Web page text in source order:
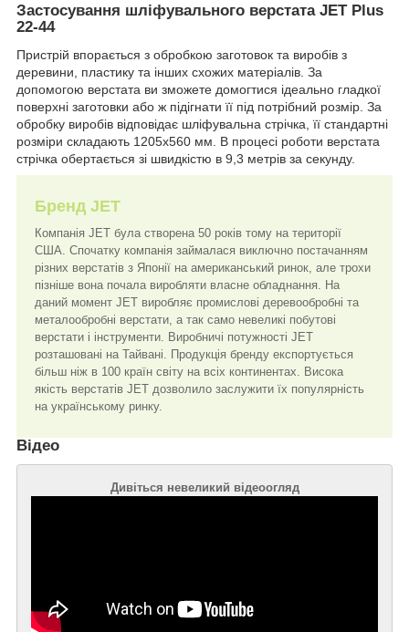
Застосування шліфувального верстата JET Plus
22-44
Пристрій впорається з обробкою заготовок та виробів з
деревини, пластику та інших схожих матеріалів. За
допомогою верстата ви зможете домогтися ідеально гладкої
поверхні заготовки або ж підігнати її під потрібний розмір. За
обробку виробів відповідає шліфувальна стрічка, її стандартні
розміри складають 1205x560 мм. В процесі роботи верстата
стрічка обертається зі швидкістю в 9,3 метрів за секунду.
Бренд JET
Компанія JET була створена 50 років тому на території
США. Спочатку компанія займалася виключно постачанням
різних верстатів з Японії на американський ринок, але трохи
пізніше вона почала виробляти власне обладнання. На
даний момент JET виробляє промислові деревообробні та
металообробні верстати, а так само невеликі побутові
верстати і інструменти. Виробничі потужності JET
розташовані на Тайвані. Продукція бренду експортується
більш ніж в 100 країн світу на всіх континентах. Висока
якість верстатів JET дозволило заслужити їх популярність
на українському ринку.
Відео
Дивіться невеликий відеоогляд